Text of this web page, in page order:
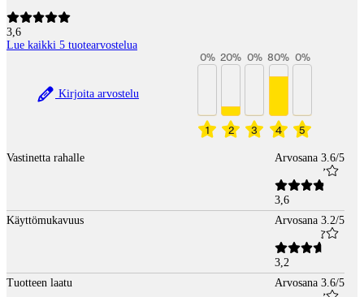
3,6
Lue kaikki 5 tuotearvostelua
Kirjoita arvostelu
1
0%
2
20%
3
0%
4
80%
5
0%
Vastinetta rahalle Arvosana 3.6/5
3,6
Käyttömukavuus
Arvosana 3.2/5
3,2
Tuotteen laatu
Arvosana 3.6/5